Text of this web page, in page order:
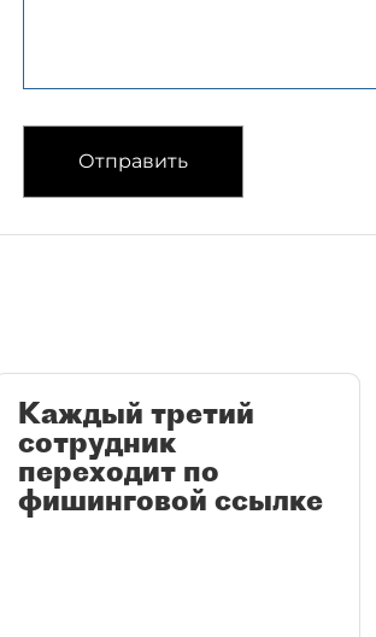
Отправить
Каждый третий
сотрудник
переходит по
фишинговой ссылке